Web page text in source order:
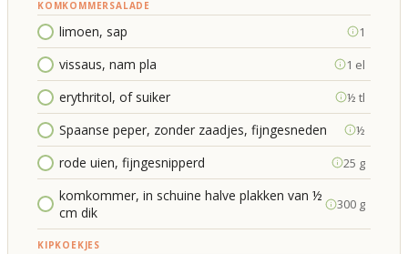
KOMKOMMERSALADE
limoen, sap 1
vissaus, nam pla 1 el
erythritol, of suiker ½ tl
Spaanse peper, zonder zaadjes, fijngesneden ½
rode uien, fijngesnipperd 25 g
komkommer, in schuine halve plakken van ½
cm dik
300 g
KIPKOEKJES